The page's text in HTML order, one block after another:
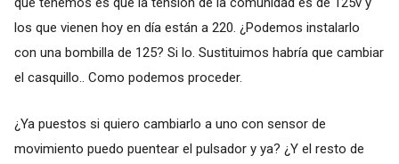
los que vienen hoy en día están a 220. ¿Podemos instalarlo
con una bombilla de 125? Si lo. Sustituimos habría que cambiar
el casquillo.. Como podemos proceder.
¿Ya puestos si quiero cambiarlo a uno con sensor de
movimiento puedo puentear el pulsador y ya? ¿Y el resto de